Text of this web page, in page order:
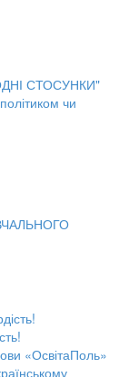
СТОСУНКИ"
чи
«ОсвітаПоль»